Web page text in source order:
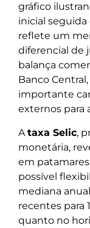
gráfico
inicial seguida
reflete um
diferencial de
balança
Banco
importante
externos para
A taxa Selic,
monetária,
em
possível
mediana
recentes para
quanto no